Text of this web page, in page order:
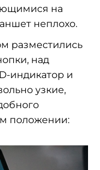
на
неплохо.
разместились
над
индикатор и
узкие,
положении: